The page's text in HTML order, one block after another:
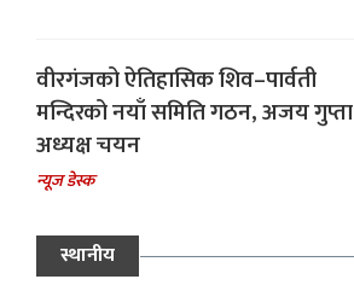
वीरगंजको ऐतिहासिक शिव–पार्वती
मन्दिरको नयाँ समिति गठन, अजय गुप्ता
अध्यक्ष चयन
न्यूज डेस्क
स्थानीय